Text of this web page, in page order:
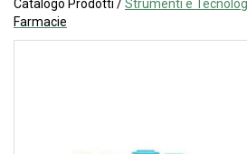
Catalogo Prodotti /Strumenti e
Farmacie